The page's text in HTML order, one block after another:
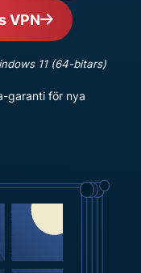
VPN
11 (64-bitars)
garanti för nya